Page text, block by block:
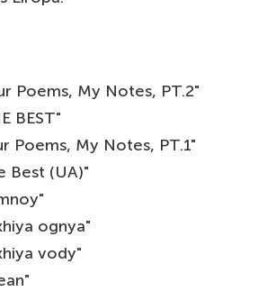
Poems, My Notes, PT.2"
BEST"
Poems, My Notes, PT.1"
Best (UA)"
ognya"
vody"